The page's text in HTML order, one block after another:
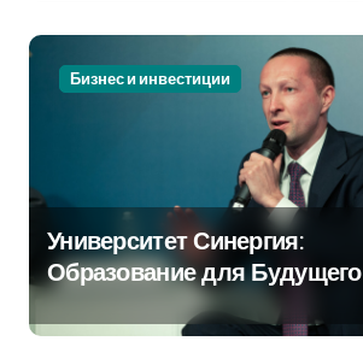
Бизнес и инвестиции
Университет Синергия:
Образование для Будущего